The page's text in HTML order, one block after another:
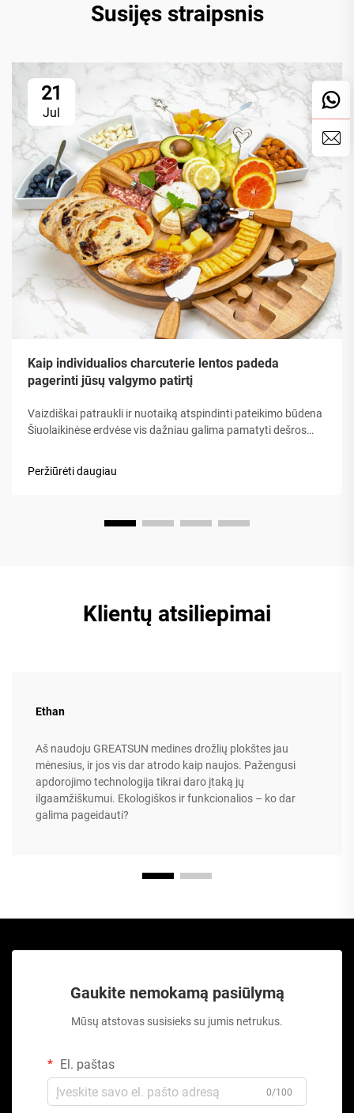
Susijęs straipsnis
21
Jul
Kaip individualios charcuterie lentos padeda
pagerinti jūsų valgymo patirtį
Vaizdiškai patraukli ir nuotaiką atspindinti pateikimo būdena
Šiuolaikinėse erdvėse vis dažniau galima pamatyti dešros
Kai užkandžiai išdėstyti ant medinio ar marmurinio padėklo,
visa stalo aplinka tampa šiltesnė ir...
Peržiūrėti daugiau
Klientų atsiliepimai
Ethan
Aš naudoju GREATSUN medines drožlių plokštes jau
mėnesius, ir jos vis dar atrodo kaip naujos. Pažengusi
apdorojimo technologija tikrai daro įtaką jų
ilgaamžiškumui. Ekologiškos ir funkcionalios – ko dar
galima pageidauti?
Gaukite nemokamą pasiūlymą
Mūsų atstovas susisieks su jumis netrukus.
El. paštas
0/100